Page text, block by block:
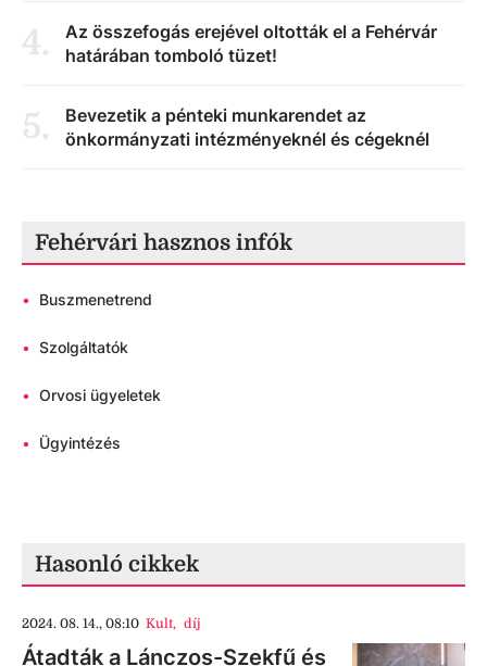
4.
Az összefogás erejével oltották el a Fehérvár
határában tomboló tüzet!
5.
Bevezetik a pénteki munkarendet az
önkormányzati intézményeknél és cégeknél
Fehérvári hasznos infók
• Buszmenetrend
• Szolgáltatók
• Orvosi ügyeletek
• Ügyintézés
Hasonló cikkek
2024. 08. 14., 08:10 Kult, díj
Átadták a Lánczos-Szekfű és